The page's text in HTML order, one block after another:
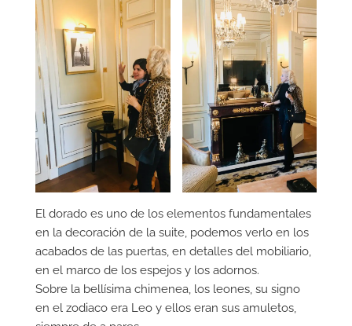
El dorado es uno de los elementos fundamentales
en la decoración de la suite, podemos verlo en los
acabados de las puertas, en detalles del mobiliario,
en el marco de los espejos y los adornos.
Sobre la bellísima chimenea, los leones, su signo
en el zodiaco era Leo y ellos eran sus amuletos,